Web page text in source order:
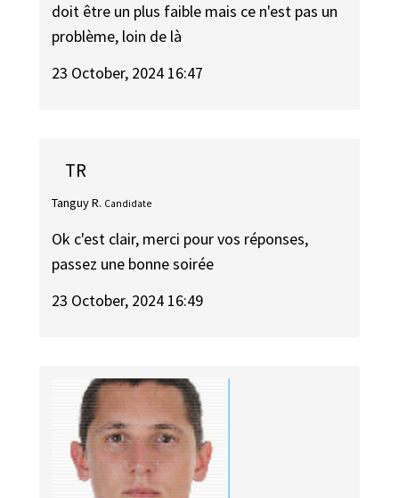
doit être un plus faible mais ce n'est pas un
problème, loin de là
23 October, 2024 16:47
TR
Tanguy R. Candidate
Ok c'est clair, merci pour vos réponses,
passez une bonne soirée
23 October, 2024 16:49